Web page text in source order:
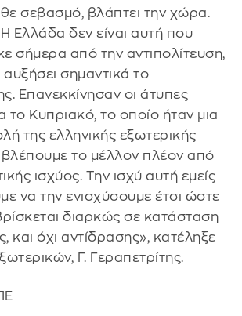
σεβασμό, βλάπτει την χώρα.
Η Ελλάδα δεν είναι αυτή που
σήμερα από την αντιπολίτευση,
σημαντικά το
Επανεκκίνησαν οι άτυπες
το Κυπριακό, το οποίο ήταν μια
της ελληνικής εξωτερικής
βλέπουμε το μέλλον πλέον από
ισχύος. Την ισχύ αυτή εμείς
να την ενισχύσουμε έτσι ώστε
διαρκώς σε κατάσταση
και όχι αντίδρασης», κατέληξε
Γ. Γεραπετρίτης.